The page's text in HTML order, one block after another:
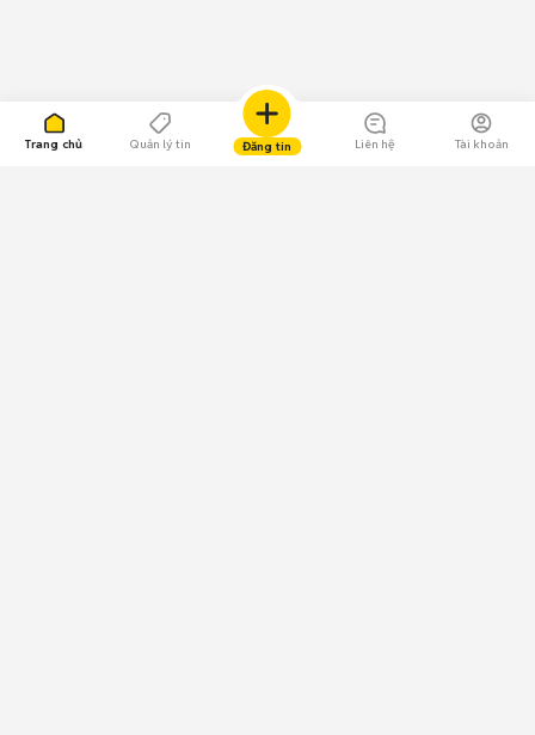
Trang chủ Quản lý tin Đăng tin Liên hệ Tài khoản